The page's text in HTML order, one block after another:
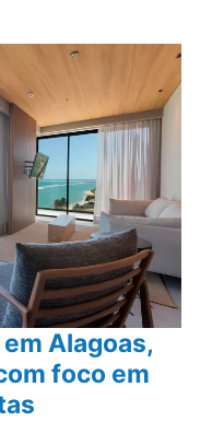
Alagoas,
foco em